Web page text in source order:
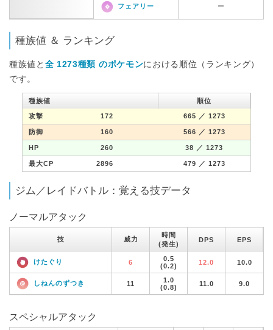
フェアリー ー
種族値 ＆ ランキング
種族値と 全 1273種類 のポケモンにおける順位（ランキング）
です。
種族値 順位
攻撃 172 665 ／ 1273
防御 160 566 ／ 1273
HP 260 38 ／ 1273
最大CP 2896 479 ／ 1273
ジム／レイドバトル：覚える技データ
ノーマルアタック
技 威力
時間
(発生)
DPS EPS
けたぐり 6
0.5
(0.2)
12.0 10.0
しねんのずつき 11
1.0
(0.8)
11.0 9.0
スペシャルアタック